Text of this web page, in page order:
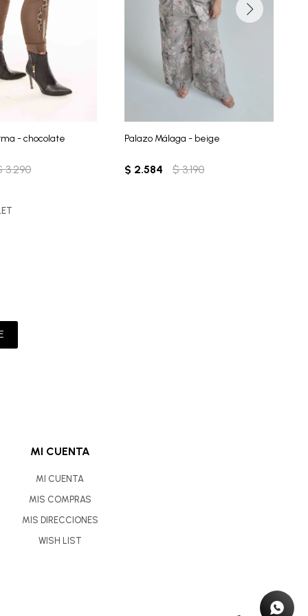
- chocolate
3.290
Palazo Málaga - beige
$ 2.584 $ 3.190
MI CUENTA
MI CUENTA
MIS COMPRAS
MIS DIRECCIONES
WISH LIST